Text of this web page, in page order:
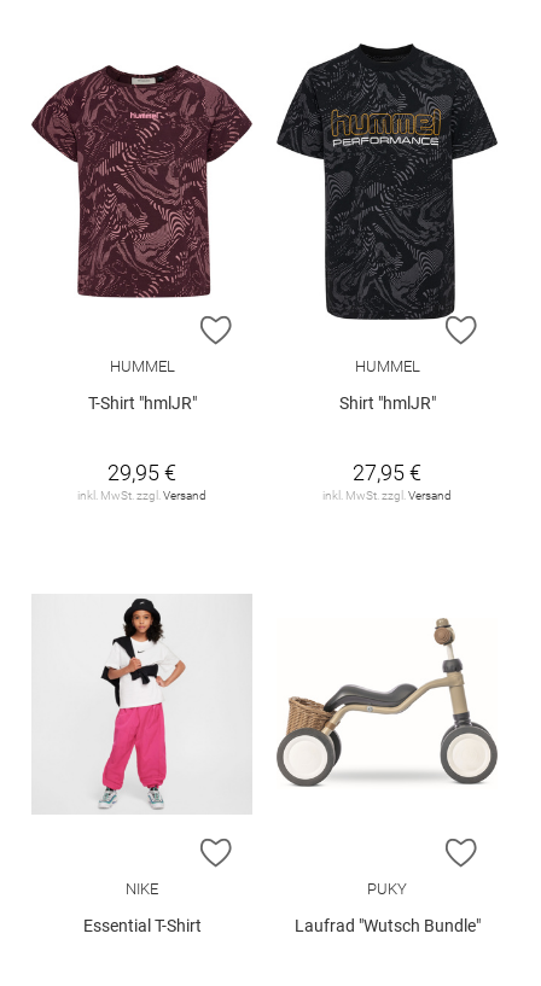
ZUR WUNSCHLISTE HINZUFÜGEN
HUMMEL
T-Shirt "hmlJR"
29,95 €
inkl. MwSt. zzgl.Versand
ZUR
HUMMEL
Shirt "hmlJR"
27,95 €
inkl. MwSt. zzgl.Versand
ZUR WUNSCHLISTE HINZUFÜGEN
NIKE
Essential T-Shirt
ZUR
PUKY
Laufrad "Wutsch Bundle"